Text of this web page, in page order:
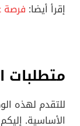
إقرأ أيضا: فرصة
متطلبات
للتقدم لهذه
الأساسية.